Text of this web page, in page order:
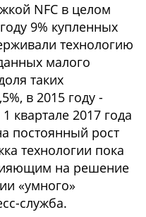
NFC в целом
9% купленных
технологию
малого
таких
в 2015 году -
квартале 2017 года
постоянный рост
технологии пока
на решение
«умного»
служба.